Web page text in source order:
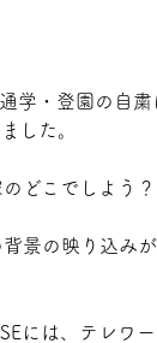
学・登園の自
した。
どこでしよう
景の映り込み
には、テレワ